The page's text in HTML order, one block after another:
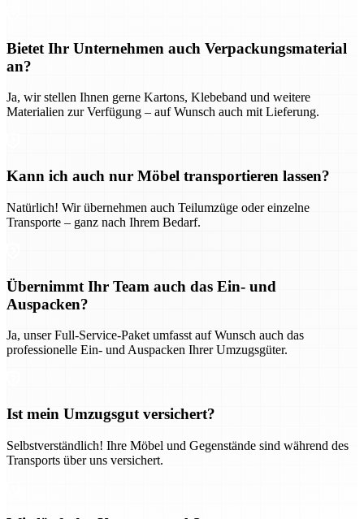
Bietet Ihr Unternehmen auch Verpackungsmaterial
an?
Ja, wir stellen Ihnen gerne Kartons, Klebeband und weitere
Materialien zur Verfügung – auf Wunsch auch mit Lieferung.
Kann ich auch nur Möbel transportieren lassen?
Natürlich! Wir übernehmen auch Teilumzüge oder einzelne
Transporte – ganz nach Ihrem Bedarf.
Übernimmt Ihr Team auch das Ein- und
Auspacken?
Ja, unser Full-Service-Paket umfasst auf Wunsch auch das
professionelle Ein- und Auspacken Ihrer Umzugsgüter.
Ist mein Umzugsgut versichert?
Selbstverständlich! Ihre Möbel und Gegenstände sind während des
Transports über uns versichert.